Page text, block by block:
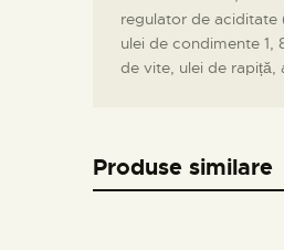
regulator de aciditate
ulei de condimente 1,
de vite, ulei de rapiță,
Produse similare